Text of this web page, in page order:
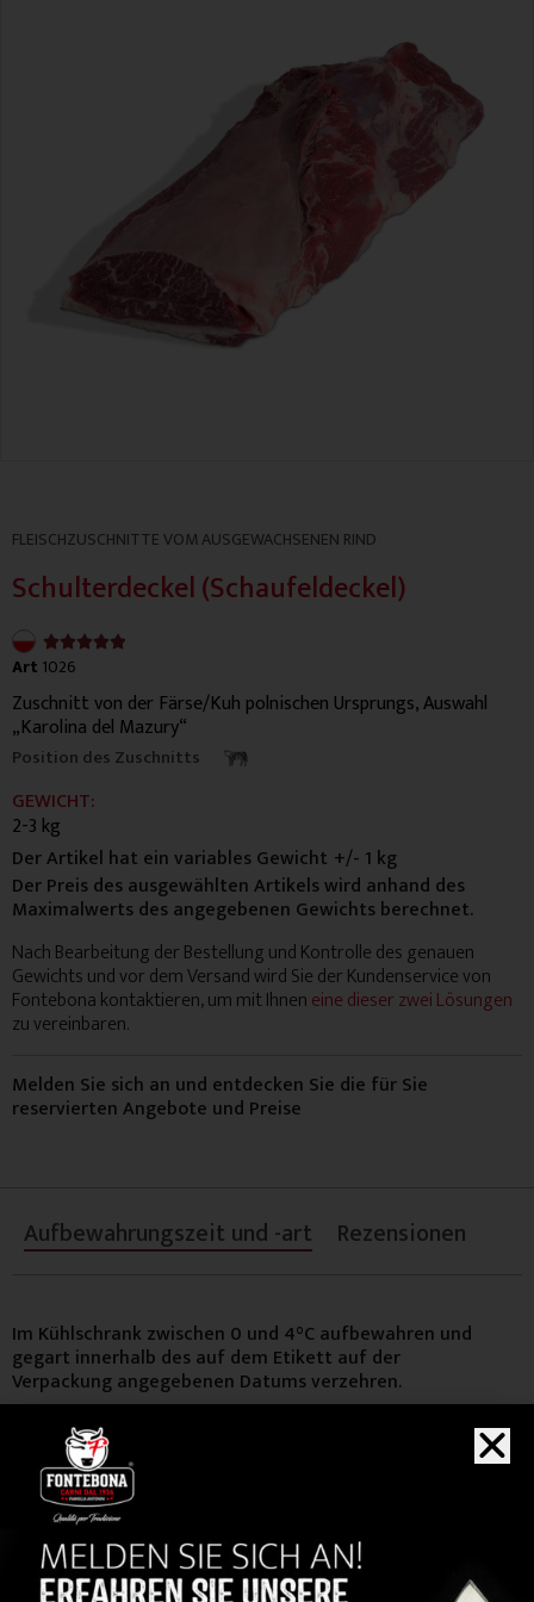
FLEISCHZUSCHNITTE VOM AUSGEWACHSENEN RIND
Schulterdeckel (Schaufeldeckel)

Art 1026
Zuschnitt von der Färse/Kuh polnischen Ursprungs, Auswahl
„Karolina del Mazury“
Position des Zuschnitts
GEWICHT:
2-3 kg
Der Artikel hat ein variables Gewicht +/- 1 kg
Der Preis des ausgewählten Artikels wird anhand des
Maximalwerts des angegebenen Gewichts berechnet.
Nach Bearbeitung der Bestellung und Kontrolle des genauen
Gewichts und vor dem Versand wird Sie der Kundenservice von
Fontebona kontaktieren, um mit Ihneneine dieser zwei Lösungen
zu vereinbaren.
Melden Sie sich an und entdecken Sie die für Sie
reservierten Angebote und Preise
Aufbewahrungszeit und -art Rezensionen
Im Kühlschrank zwischen 0 und 4°C aufbewahren und
gegart innerhalb des auf dem Etikett auf der
Verpackung angegebenen Datums verzehren.
Sie auch...